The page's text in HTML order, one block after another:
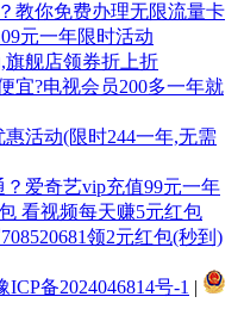
教你免费办理无限流量卡
元一年限时活动
旗舰店领券折上折
宜?电视会员200多一年就
活动(限时244一年,无需
爱奇艺vip充值99元一年
看视频每天赚5元红包
领2元红包(秒到)
ICP备2024046814号-1 |